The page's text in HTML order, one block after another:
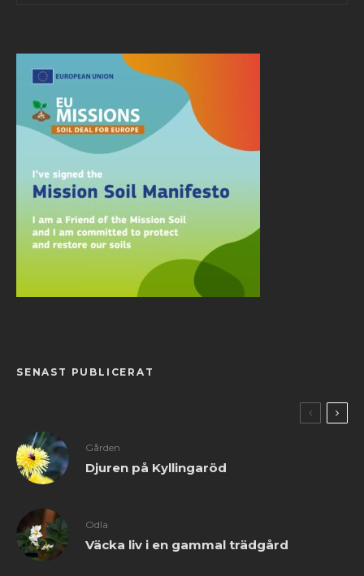
SENAST PUBLICERAT
Gården
Djuren på Kyllingaröd
Odla
Väcka liv i en gammal trädgård